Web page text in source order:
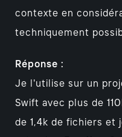
contexte en
techniquement
Réponse :
Je l'utilise sur un
Swift avec plus de
de 1,4k de fichiers et